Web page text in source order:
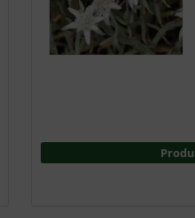
silber(4)
violett( 25